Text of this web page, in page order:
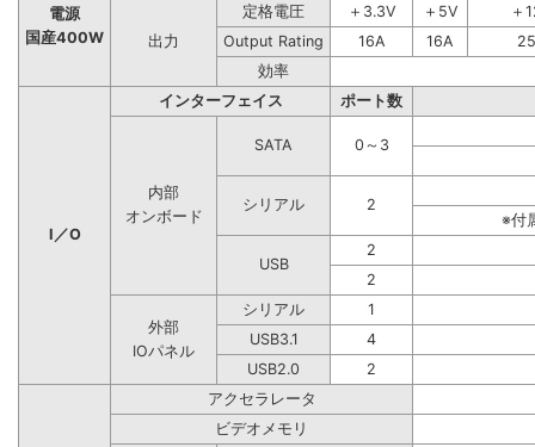
電源
国産400W
出力
定格電圧 ＋3.3V ＋5V
＋
Output Rating
16A 16A
効率
I／O
インターフェイス ポート数
内部
オンボード
SATA 0～3
シリアル
2
※付
USB
2
2
外部
IOパネル
シリアル
1
USB3.1
4
USB2.0
2
アクセラレータ
ビデオメモリ